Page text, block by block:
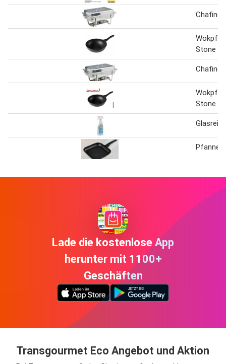
Chafing
Stone
Chafing
Stone
Pfanne
Lade die kostenlose App
herunter mit 1100+
Geschäften
Transgourmet Eco Angebot und Aktion